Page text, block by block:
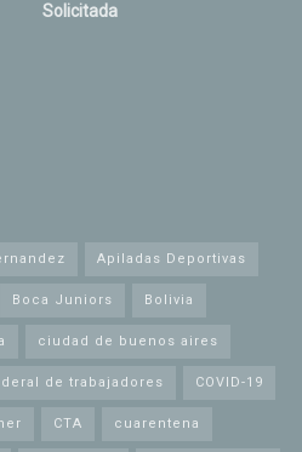
Solicitada
Apiladas Deportivas
Boca Juniors Bolivia
ciudad de buenos aires
de trabajadores COVID-19
CTA cuarentena